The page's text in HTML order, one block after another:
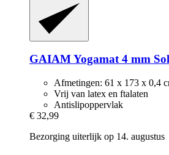
GAIAMYogamat 4 mm
Afmetingen: 61 x 173 x 0,4
Vrij van latex en ftalaten
Antislipoppervlak
€ 32,99
Bezorging uiterlijk op 14. augustus